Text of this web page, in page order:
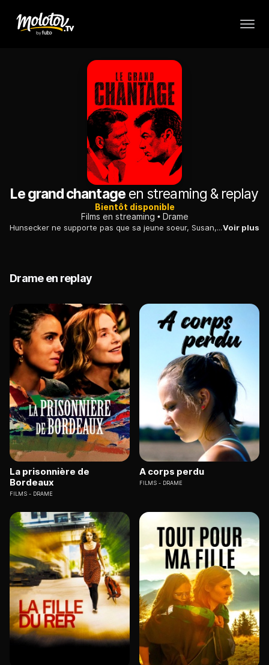
Le grand chantageen streaming & replay
Bientôt disponible
Films en streaming
Drame
Hunsecker ne supporte pas que sa jeune soeur, Susan, se soit éprise d'un musicien, Steve Dallas. Il est déterminé à tout faire pour briser leur idylle. Il peut compter, pour l'exécution de ses basses besognes, sur Sidney Falco, un attaché de presse falot et ambitieux.Voir plus
Drame en replay
La prisonnière de
Bordeaux
FILMS DRAME
A corps perdu
FILMS DRAME